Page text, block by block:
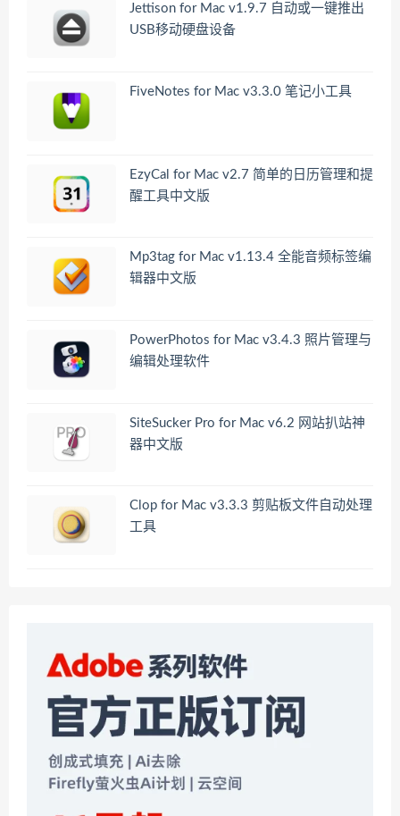
Jettison for Mac v1.9.7 自动或一键推出
USB移动硬盘设备
FiveNotes for Mac v3.3.0 笔记小工具
EzyCal for Mac v2.7 简单的日历管理和提
醒工具中文版
Mp3tag for Mac v1.13.4 全能音频标签编
辑器中文版
PowerPhotos for Mac v3.4.3 照片管理与
编辑处理软件
SiteSucker Pro for Mac v6.2 网站扒站神
器中文版
Clop for Mac v3.3.3 剪贴板文件自动处理
工具